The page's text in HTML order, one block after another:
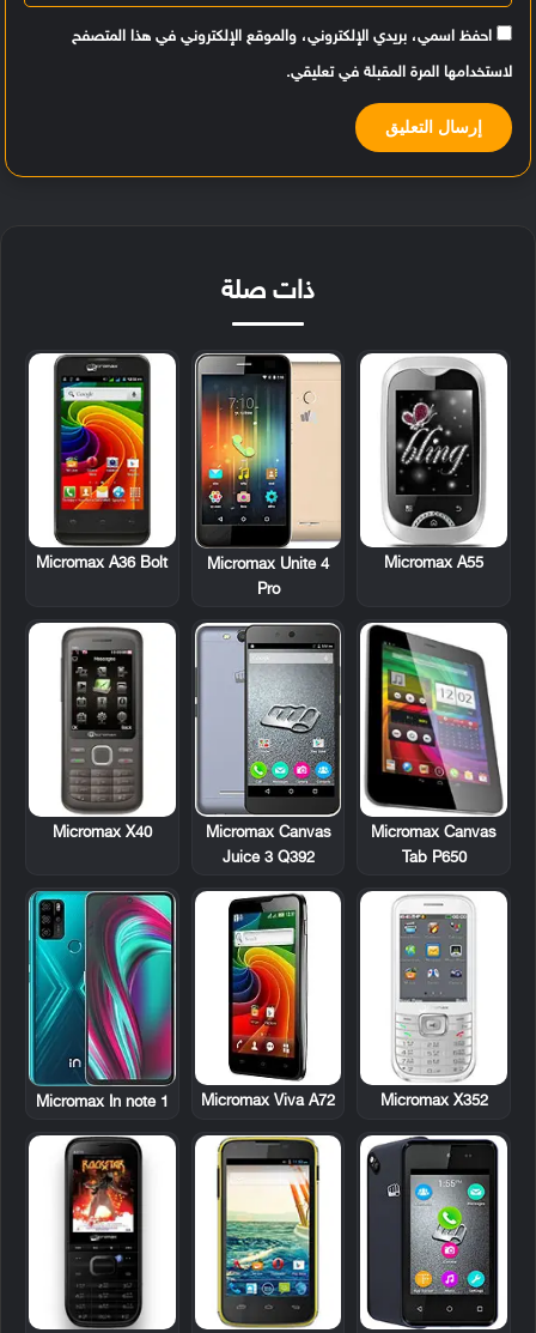
احفظ اسمي، بريدي الإلكتروني، والموقع الإلكتروني في هذا المتصفح
لاستخدامها المرة المقبلة في تعليقي.
ذات صلة
Micromax A55
Micromax Unite 4
Pro
Micromax A36 Bolt
Micromax Canvas
Tab P650
Micromax Canvas
Juice 3 Q392
Micromax X40
Micromax X352
Micromax Viva A72
Micromax In note 1